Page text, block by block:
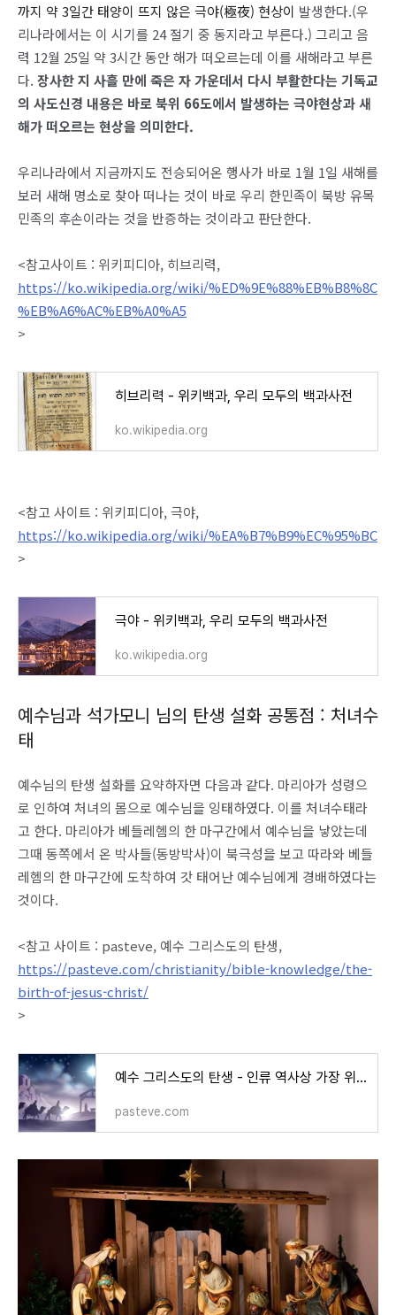
까지 약 3일간 태양이 뜨지 않은 극야(極夜) 현상이 발생한다.(우
리나라에서는 이 시기를 24 절기 중 동지라고 부른다.) 그리고 음
력 12월 25일 약 3시간 동안 해가 떠오르는데 이를 새해라고 부른
다. 장사한 지 사흘 만에 죽은 자 가운데서 다시 부활한다는 기독교
의 사도신경 내용은 바로 북위 66도에서 발생하는 극야현상과 새
해가 떠오르는 현상을 의미한다.
우리나라에서 지금까지도 전승되어온 행사가 바로 1월 1일 새해를
보러 새해 명소로 찾아 떠나는 것이 바로 우리 한민족이 북방 유목
민족의 후손이라는 것을 반증하는 것이라고 판단한다.
<참고사이트 : 위키피디아, 히브리력,
https://ko.wikipedia.org/wiki/%ED%9E%88%EB%B8%8C
%EB%A6%AC%EB%A0%A5
>
히브리력 - 위키백과, 우리 모두의 백과사전
ko.wikipedia.org
<참고 사이트 : 위키피디아, 극야,
https://ko.wikipedia.org/wiki/%EA%B7%B9%EC%95%BC
>
극야 - 위키백과, 우리 모두의 백과사전
ko.wikipedia.org
예수님과 석가모니 님의 탄생 설화 공통점 : 처녀수
태
예수님의 탄생 설화를 요약하자면 다음과 같다. 마리아가 성령으
로 인하여 처녀의 몸으로 예수님을 잉태하였다. 이를 처녀수태라
고 한다. 마리아가 베들레헴의 한 마구간에서 예수님을 낳았는데
그때 동쪽에서 온 박사들(동방박사)이 북극성을 보고 따라와 베들
레헴의 한 마구간에 도착하여 갓 태어난 예수님에게 경배하였다는
것이다.
<참고 사이트 : pasteve, 예수 그리스도의 탄생,
https://pasteve.com/christianity/bible-knowledge/the-
birth-of-jesus-christ/
>
예수 그리스도의 탄생 - 인류 역사상 가장 위대한 탄생 스토리
pasteve.com